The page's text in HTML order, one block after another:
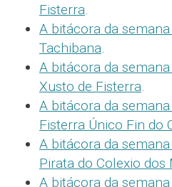
Fisterra.
A bitácora da
Tachibana.
A bitácora da
Xusto de Fisterra.
A bitácora da
Fisterra Único Fin do
A bitácora da
Pirata do Colexio dos
A bitácora da